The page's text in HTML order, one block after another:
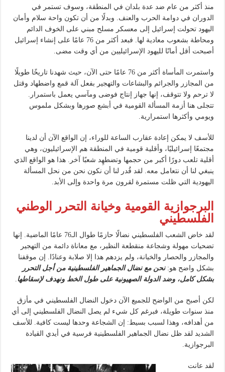
منذ أكثر من عام ضد عدة بلدان في المنطقة، وسوف تستمر في
الدوران في دوامة الحرب والعنف. وبدلًا من أن تكون واحة سلام وأمان
اليهود تحولت إسرائيل إلى معسكر مسلح مبني على الخوف الدائم
ومحاطة بشعوب معادية لها. فبعد أكثر من 76 عامًا على إنشاء إسرائيل
أصبحت أقل أمانًا لليهود الإسرائيليين من أي وقت مضى.
واستمرت المأساة أكثر من 76 عامًا حتى الآن، حيث شهدنا تاريخًا طويلًا
من المجازر والجرائم والبشاعات والتهجير بفعل آلة قمع واضطهاد وقتل
لا ترحم ولا تتوقف، إنها جهاز إنتاج فوضى ومآسي يعمل باستمرار.
تتجلى هنا أزمة المسألة القومية في أبشع صورها وبشكل ملموس
ويومي وأكثرها استمرارية.
للأسف لا يمكن إعادة عقارب الساعة للوراء، إن الواقع الآن أن لدينا
مجتمعًا إسرائيليًا، وأقلية قومية في المنطقة هم الإسرائيليون، وهي
أقلية تلعب دورًا أكبر من حجمها وتضطهِد شعبًا آخر. هذا هو الواقع الذي
ينبغي لنا أن نتعامل معه. لقد قُدر لنا أن نكون نحن من نحل المسألة
اليهودية التي ظلت مستمرة لقرون مرة واحدة وإلى الأبد.
البرجوازية القومية وخيانة التحرر الوطني
الفلسطيني
لقد خاض الشعب الفلسطيني نضالًا حازمًا طوال الـ76 عامًا الماضية. إنها
تضحيات مهولة وشجاعة منقطعة النظير، مع معاناة دائمة من التهجير
والمجازر والحصار والخيانة، ولم يزدهم هذا إلا صلابة وعنادًا. إن موقفنا
بشكل واضح هو:نحن مع نضال الجماهير الفلسطينية من أجل التحرر
بشكل كامل، وضد الدولة الصهيونية على طول الخط ونهدف لإسقاطها
لكن أصبح من الواضح للجميع الآن دخول النضال الفلسطيني في مأزق
منذ سنوات طويلة، فبرغم كل شيء لم يصل النضال الفلسطيني إلى أي
من أهدافه، وهذا لسبب بسيط: إن الشجاعة وحدها ليست كافية. للأسف
الشديد لقد ظل نضال الجماهير الفلسطينية فرسية في أيدي القيادة
البرجوازية.
لقد عانت